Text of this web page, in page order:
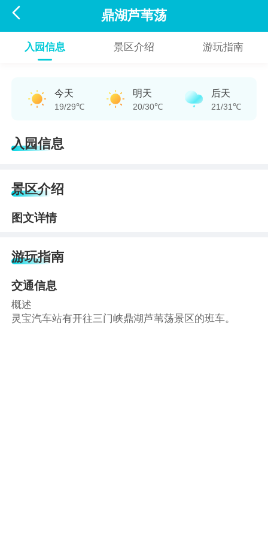
 鼎湖芦苇荡
入园信息 景区介绍 游玩指南
今天
19/29℃
明天
20/30℃
后天
21/31℃
入园信息
景区介绍
图文详情
游玩指南
交通信息
概述
灵宝汽车站有开往三门峡鼎湖芦苇荡景区的班车。